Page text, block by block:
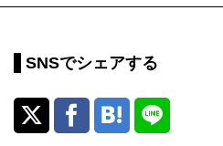
SNSでシェアする